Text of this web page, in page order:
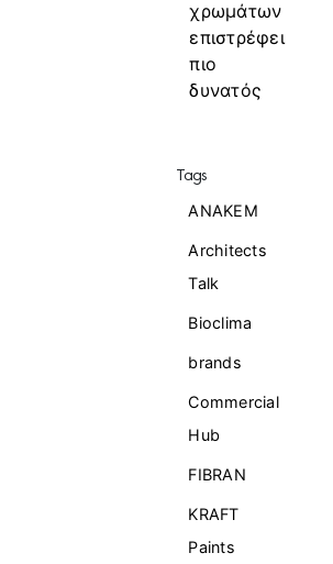
χρωμάτων
επιστρέφει
πιο
δυνατός
Tags
ANAKEM
Architects
Talk
Bioclima
brands
Commercial
Ηub
FIBRAN
KRAFT
Paints